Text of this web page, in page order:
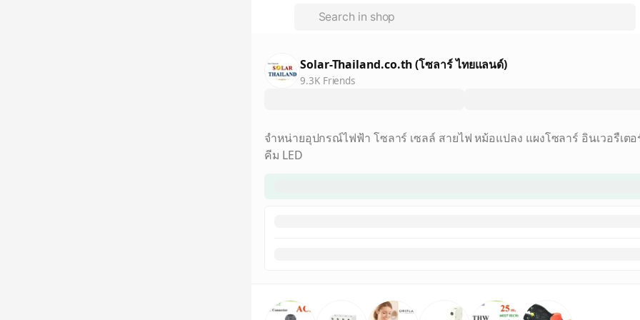
Solar-Thailand.co.th (โซลาร์ ไทยแลนด์)
9.3K Friends
จำหน่ายอุปกรณ์ไฟฟ้า โซลาร์ เซลล์ สายไฟ หม้อแปลง แผงโซลาร์ อินเวอรืเตอ
คีม LED